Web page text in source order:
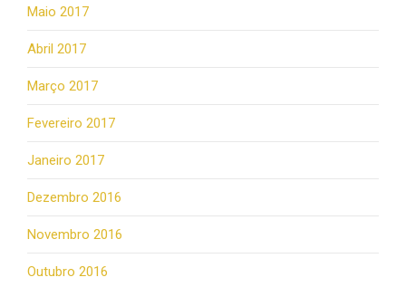
Maio 2017
Abril 2017
Março 2017
Fevereiro 2017
Janeiro 2017
Dezembro 2016
Novembro 2016
Outubro 2016